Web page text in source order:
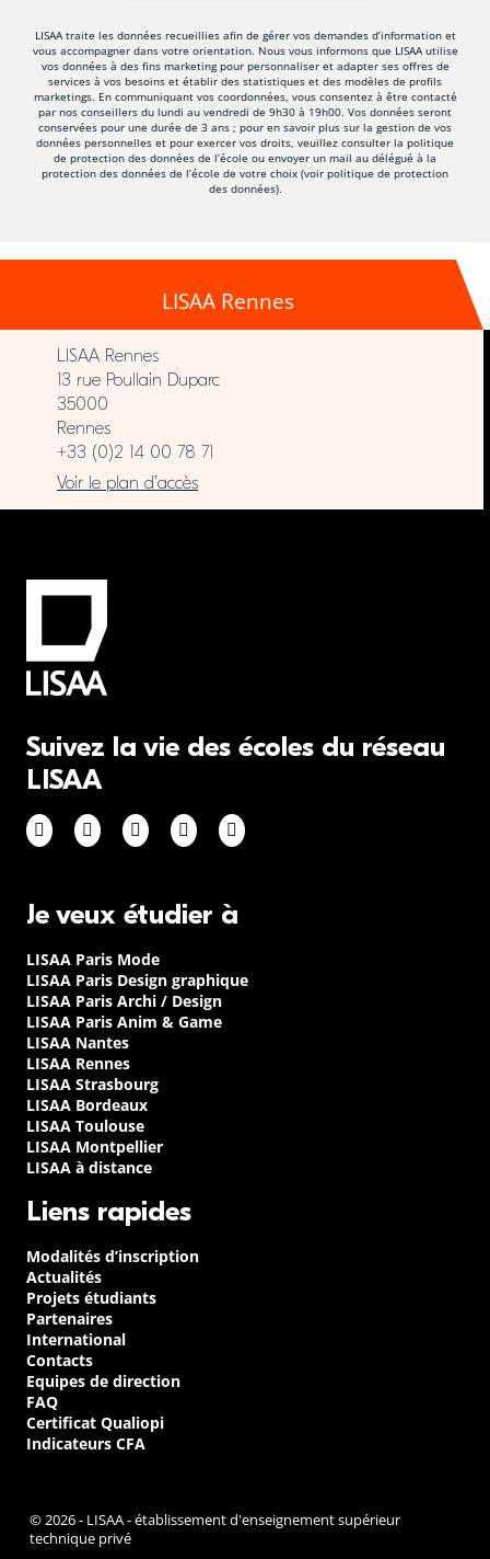
LISAA traite les données recueillies afin de gérer vos demandes d’information et
vous accompagner dans votre orientation. Nous vous informons que LISAA utilise
vos données à des fins marketing pour personnaliser et adapter ses offres de
services à vos besoins et établir des statistiques et des modèles de profils
marketings. En communiquant vos coordonnées, vous consentez à être contacté
par nos conseillers du lundi au vendredi de 9h30 à 19h00. Vos données seront
conservées pour une durée de 3 ans ; pour en savoir plus sur la gestion de vos
données personnelles et pour exercer vos droits, veuillez consulter la politique
de protection des données de l’école ou envoyer un mail au délégué à la
protection des données de l’école de votre choix (voir politique de protection
des données).
LISAA Rennes
LISAA Rennes
13 rue Poullain Duparc
35000
Rennes
+33 (0)2 14 00 78 71
Voir le plan d’accès
Suivez la vie des écoles du réseau
LISAA
Je veux étudier à
LISAA Paris Mode
LISAA Paris Design graphique
LISAA Paris Archi / Design
LISAA Paris Anim & Game
LISAA Nantes
LISAA Rennes
LISAA Strasbourg
LISAA Bordeaux
LISAA Toulouse
LISAA Montpellier
LISAA à distance
Liens rapides
Modalités d’inscription
Actualités
Projets étudiants
Partenaires
International
Contacts
Equipes de direction
FAQ
Certificat Qualiopi
Indicateurs CFA
© 2026 - LISAA - établissement d'enseignement supérieur
technique privé